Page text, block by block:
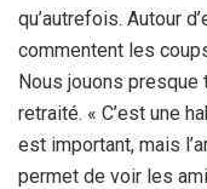
qu’autrefois. Autour
commentent les
Nous jouons presque
retraité. « C’est une
est important, mais
permet de voir les